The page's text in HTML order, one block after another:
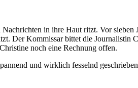
in ihre Haut ritzt. Vor
Der Kommissar bittet die Journalistin
noch eine Rechnung offen.
und wirklich fesselnd